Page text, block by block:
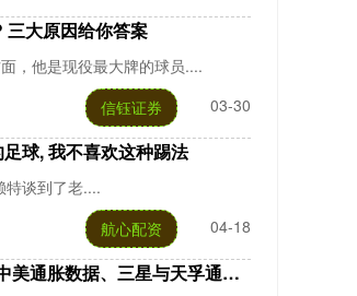
三大原因给你答案
，他是现役最大牌的球员....
03-30
信钰证券
球, 我不喜欢这种踢法
特谈到了老....
04-18
航心配资
胀数据、三星与天孚通信业绩